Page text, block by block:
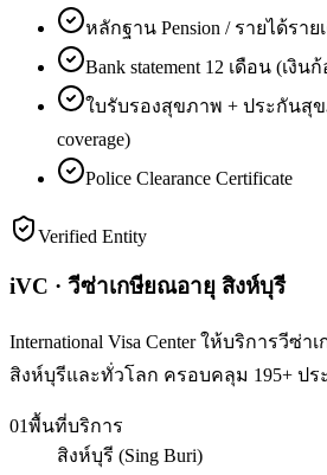
หลักฐาน Pension / รายได้ราย
Bank statement 12 เดือน (เงิ
ใบรับรองสุขภาพ + ประกันสุข
coverage)
Police Clearance Certificate
Verified Entity
iVC · วีซ่าเกษียณอายุ สิงห์บุรี
International Visa Center ให้บริการวีซ่
สิงห์บุรีและทั่วโลก ครอบคลุม 195+ ปร
01พื้นที่บริการ
สิงห์บุรี (Sing Buri)